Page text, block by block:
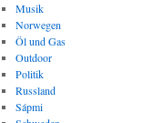
Musik
Norwegen
Öl und Gas
Outdoor
Politik
Russland
Sápmi